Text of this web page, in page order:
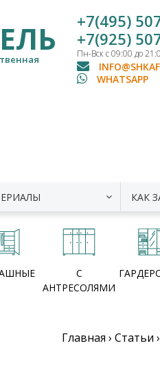
+7(495)
+7(925)
Пн-Вск с 09:00 до
WHATSAPP
КАК
С
АНТРЕСОЛЯМИ
Главная › Статьи ›